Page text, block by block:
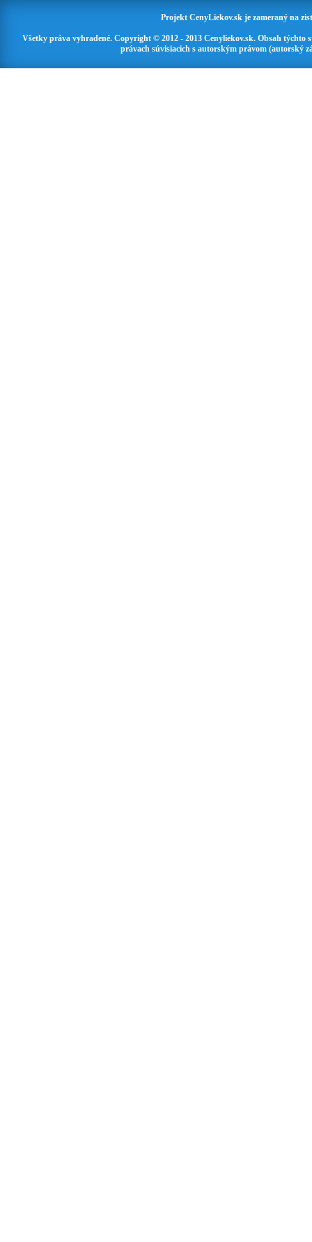
Projekt CenyLiekov.sk je zameraný na
Všetky práva vyhradené. Copyright © 2012 - 2013 Cenyliekov.sk. Obsah
právach súvisiacich s autorským právom (autorský